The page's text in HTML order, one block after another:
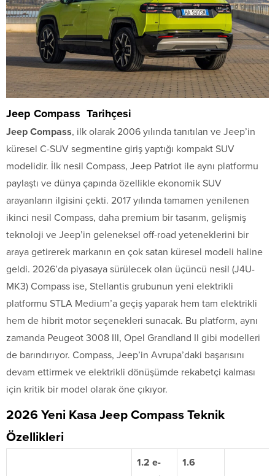
Jeep Compass Tarihçesi
Jeep Compass, ilk olarak 2006 yılında tanıtılan ve Jeep’in
küresel C-SUV segmentine giriş yaptığı kompakt SUV
modelidir. İlk nesil Compass, Jeep Patriot ile aynı platformu
paylaştı ve dünya çapında özellikle ekonomik SUV
arayanların ilgisini çekti. 2017 yılında tamamen yenilenen
ikinci nesil Compass, daha premium bir tasarım, gelişmiş
teknoloji ve Jeep’in geleneksel off-road yeteneklerini bir
araya getirerek markanın en çok satan küresel modeli haline
geldi. 2026’da piyasaya sürülecek olan üçüncü nesil (J4U-
MK3) Compass ise, Stellantis grubunun yeni elektrikli
platformu STLA Medium’a geçiş yaparak hem tam elektrikli
hem de hibrit motor seçenekleri sunacak. Bu platform, aynı
zamanda Peugeot 3008 III, Opel Grandland II gibi modelleri
de barındırıyor. Compass, Jeep’in Avrupa’daki başarısını
devam ettirmek ve elektrikli dönüşümde rekabetçi kalması
için kritik bir model olarak öne çıkıyor.
2026 Yeni Kasa Jeep Compass Teknik
Özellikleri
1.2 e-
1.6